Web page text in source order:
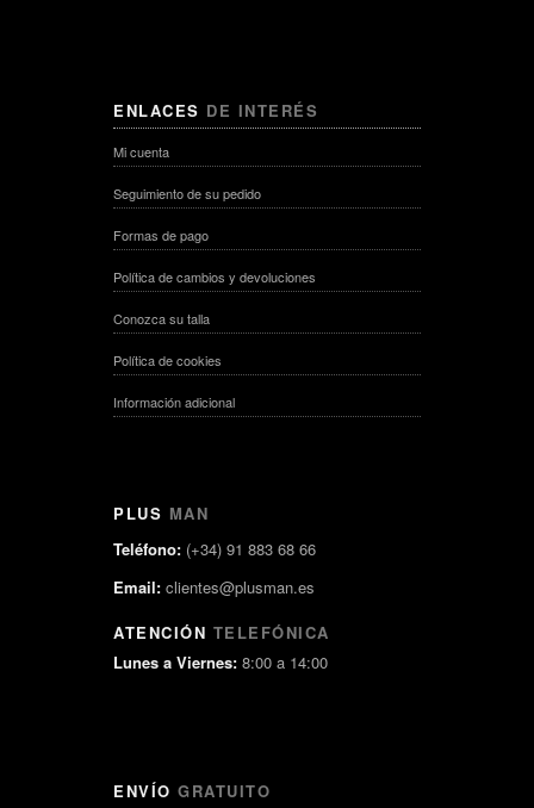
ENLACES DE INTERÉS
Mi cuenta
Seguimiento de su pedido
Formas de pago
Política de cambios y devoluciones
Conozca su talla
Política de cookies
Información adicional
PLUS MAN
Teléfono: (+34) 91 883 68 66
Email: clientes@plusman.es
ATENCIÓN TELEFÓNICA
Lunes a Viernes: 8:00 a 14:00
ENVÍO GRATUITO